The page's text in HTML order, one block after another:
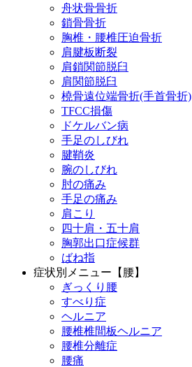
舟状骨骨折
鎖骨骨折
胸椎・腰椎圧迫骨折
肩腱板断裂
肩鎖関節脱臼
肩関節脱臼
橈骨遠位端骨折(手首骨折)
TFCC損傷
ドケルバン病
手足のしびれ
腱鞘炎
腕のしびれ
肘の痛み
手足の痛み
肩こり
四十肩・五十肩
胸郭出口症候群
ばね指
症状別メニュー【腰】
ぎっくり腰
すべり症
ヘルニア
腰椎椎間板ヘルニア
腰椎分離症
腰痛